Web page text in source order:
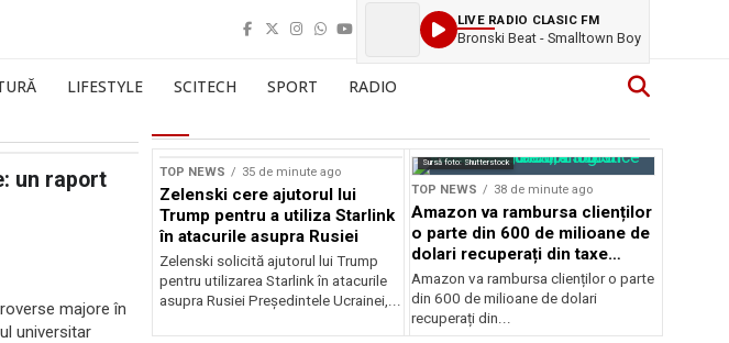
LIVE RADIO CLASIC FM
Bronski Beat - Smalltown Boy
LIFESTYLE SCITECH SPORT RADIO
un raport
majore în
universitar
TOP NEWS 35 de minute ago
Zelenski cere ajutorul lui
Trump pentru a utiliza Starlink
în atacurile asupra Rusiei
Zelenski solicită ajutorul lui Trump
pentru utilizarea Starlink în atacurile
asupra Rusiei Președintele Ucrainei,...
Sursă foto: Shutterstock
TOP NEWS 38 de minute ago
Amazon va rambursa clienților
o parte din 600 de milioane de
dolari recuperați din taxe
vamale
Amazon va rambursa clienților o parte
din 600 de milioane de dolari
recuperați din...